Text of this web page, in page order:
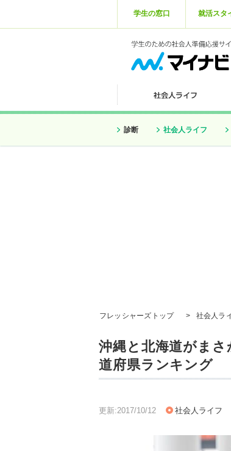
学生の窓口 就活スタ
診断 社会人ライフ
フレッシャーズトップ > 社会人ラ
沖縄と北海道がま
道府県ランキング
更新:2017/10/12 社会人ライフ